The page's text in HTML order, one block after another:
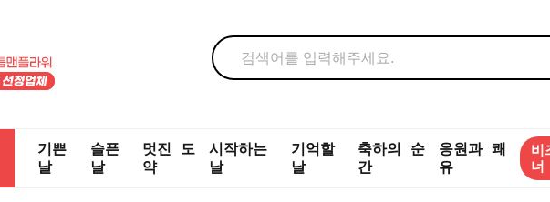
기쁜
날
슬픈
날
멋진 도
약
시작하는
날
기억할
날
축하의 순
간
응원과 쾌
유
비
너